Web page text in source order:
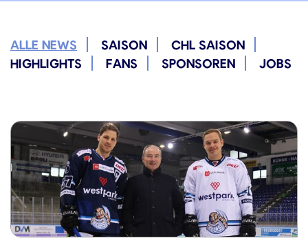
ALLE NEWS SAISON
CHL SAISON
HIGHLIGHTS
FANS SPONSOREN JOBS